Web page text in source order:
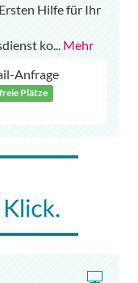
Hilfe für Ihr
ko... Mehr
Anfrage
Plätze